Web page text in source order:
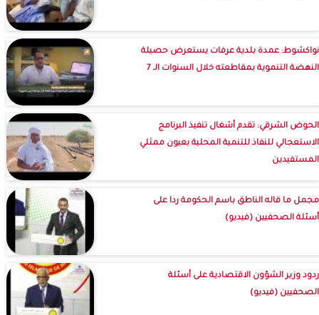
نواكشوط: عمدة بلدية عرفات يستعرض حصيلة
النهضة التنموية بمقاطعته خلال السنوات الـ 7
الحوض الشرقي: تقدم أشغال تنفيذ البرنامج
الاستعجالي للنفاذ للتنمية المحلية بعيون ممثلي
المستفيدين
مجمل ما قاله الناطق باسم الحكومة ردا على
أسئلة الصحفيين (فيديو)
ردود وزير الشؤون الاقتصادية على أسئلة
الصحفيين (فيديو)